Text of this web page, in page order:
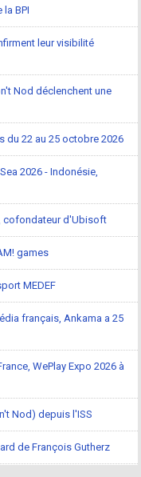
BPI
leur visibilité
Nod déclenchent une
du 22 au 25 octobre 2026
2026 - Indonésie,
cofondateur d'Ubisoft
games
MEDEF
français, Ankama a 25
WePlay Expo 2026 à
Nod) depuis l'ISS
de François Gutherz